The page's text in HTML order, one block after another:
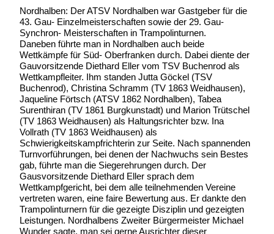
Nordhalben: Der ATSV Nordhalben war Gastgeber für die
43. Gau- Einzelmeisterschaften sowie der 29. Gau-
Synchron- Meisterschaften in Trampolinturnen.
Daneben führte man in Nordhalben auch beide
Wettkämpfe für Süd- Oberfranken durch. Dabei diente der
Gauvorsitzende Diethard Eller vom TSV Buchenrod als
Wettkampfleiter. Ihm standen Jutta Göckel (TSV
Buchenrod), Christina Schramm (TV 1863 Weidhausen),
Jaqueline Förtsch (ATSV 1862 Nordhalben), Tabea
Surenthiran (TV 1861 Burgkunstadt) und Marion Trütschel
(TV 1863 Weidhausen) als Haltungsrichter bzw. Ina
Vollrath (TV 1863 Weidhausen) als
Schwierigkeitskampfrichterin zur Seite. Nach spannenden
Turnvorführungen, bei denen der Nachwuchs sein Bestes
gab, führte man die Siegerehrungen durch. Der
Gausvorsitzende Diethard Eller sprach dem
Wettkampfgericht, bei dem alle teilnehmenden Vereine
vertreten waren, eine faire Bewertung aus. Er dankte den
Trampolinturnern für die gezeigte Disziplin und gezeigten
Leistungen. Nordhalbens Zweiter Bürgermeister Michael
Wunder sagte, man sei gerne Ausrichter dieser